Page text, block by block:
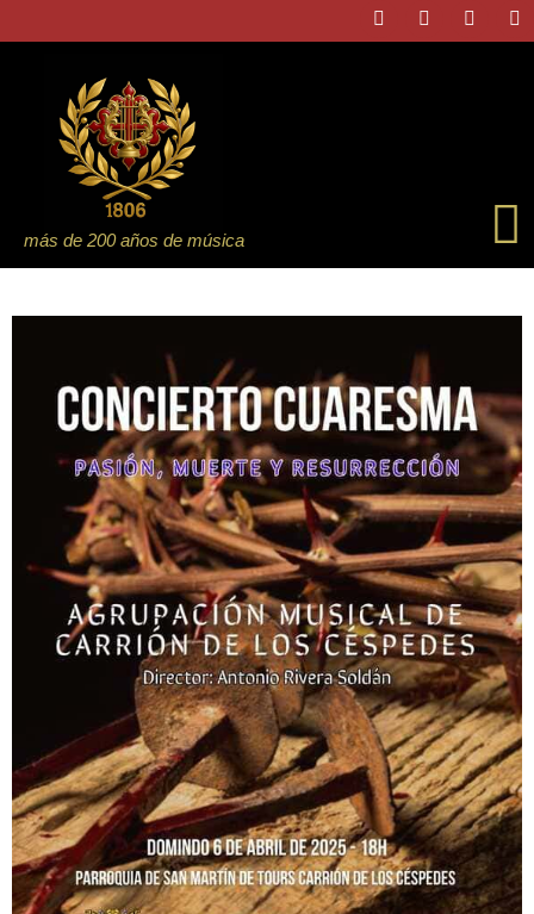
más de 200 años de música